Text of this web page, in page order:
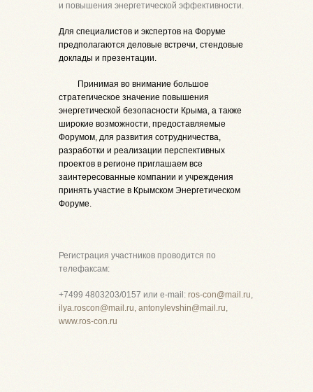
и повышения энергетической эффективности.
Для специалистов и экспертов на Форуме
предполагаются деловые встречи, стендовые
доклады и презентации.
Принимая во внимание большое
стратегическое значение повышения
энергетической безопасности Крыма, а также
широкие возможности, предоставляемые
Форумом, для развития сотрудничества,
разработки и реализации перспективных
проектов в регионе приглашаем все
заинтересованные компании и учреждения
принять участие в Крымском Энергетическом
Форуме.
Регистрация участников проводится по
телефаксам:
+7499 4803203/0157 или e-mail: ros-con@mail.ru,
ilya.roscon@mail.ru, antonylevshin@mail.ru,
www.ros-con.ru